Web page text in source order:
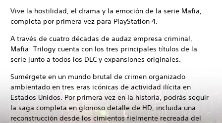
Vive la hostilidad, el drama y la emoción de la serie Mafia,
completa por primera vez para PlayStation 4.
A través de cuatro décadas de audaz empresa criminal,
Mafia: Trilogy cuenta con los tres principales títulos de la
serie junto a todos los DLC y expansiones originales.
Sumérgete en un mundo brutal de crimen organizado
ambientado en tres eras icónicas de actividad ilícita en
Estados Unidos. Por primera vez en la historia, podrás seguir
la saga completa en glorioso detalle de HD, incluida una
reconstrucción desde los cimientos fielmente recreada del